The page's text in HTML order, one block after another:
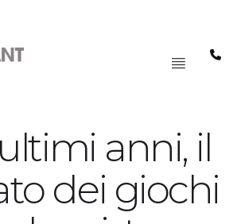
anni, il
dei giochi